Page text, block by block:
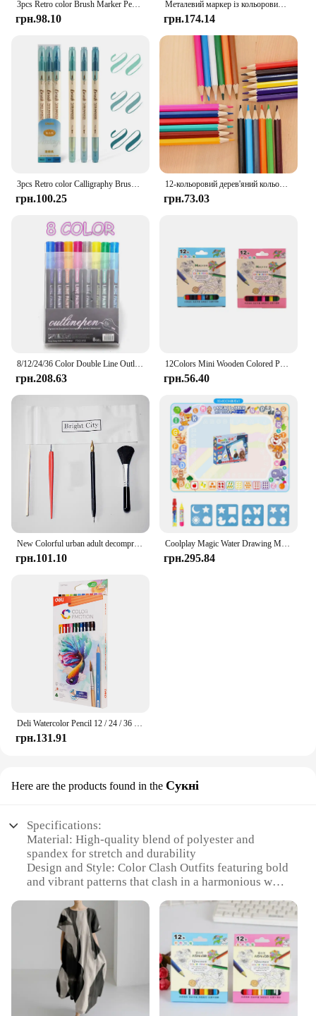
3pcs Retro color Brush Marker Pens Set Soft Brush Calligraphy Dual side Fine Liner Lettering Blendable Watercolor Art Drawing
грн.98.10
Металевий маркер із кольоровим контуром 8/12, надхвиляста подвійна ручка, яка використовується як блискуча ручка для вітальних листівок, ручок для рукоділля
грн.174.14
3pcs Retro color Calligraphy Brush Pen Set DIY Scrapbooking Crafts Soft Tip Dual side Fine Liner Art Lettering Drawing Markers
грн.100.25
12-кольоровий дерев'яний кольоровий набір, нетоксичний стандартний короткий олівець для малювання HB, інструмент для малювання, канцтовари, шкільне приладдя
грн.73.03
8/12/24/36 Color Double Line Outline Art Marker Pen For DIY Scrapbook Poster Cards Painting Drawing Graffiti Glitter Highlighter
грн.208.63
12Colors Mini Wooden Colored Pencils Set Non Toxic HB Colorful Lead Standard Painting Sketching Pen Drawing Pencils for Children
грн.56.40
New Colorful urban adult decompression scratch painting toy night DIY hand-painted creative birthday gift Home decoration M043
грн.101.10
Coolplay Magic Water Drawing Mat Coloring Doodle Mat with Magic Pens Іграшки Монтессорі Дошка для малювання Розвиваючі іграшки для дітей
грн.295.84
Deli Watercolor Pencil 12 / 24 / 36 Color Drawing Pen Art Set Children Kids Painting Sketching Water Color Pencil Kit
грн.131.91
Here are the products found in the Сукні
Specifications:
Material: High-quality blend of polyester and
spandex for stretch and durability
Design and Style: Color Clash Outfits featuring bold
and vibrant patterns that clash in a harmonious way
individuals looking to make a statement with their
Type and Category: Versatile sets that can be worn
for various occasions, from casual outings to formal
events
Performance and Property: Comfortable fit with a
slight stretch to accommodate movement, ensuring
ease of wear